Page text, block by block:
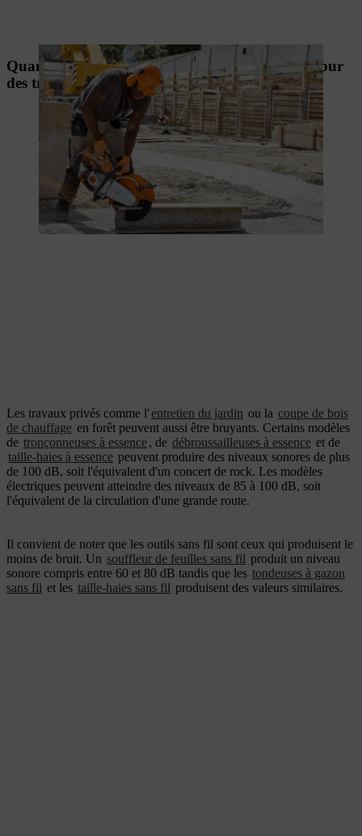
Quand faut-il porter des protections auditives pour
des travaux privés ?
Les travaux privés comme l' entretien du jardin ou la coupe de bois
de chauffage en forêt peuvent aussi être bruyants. Certains modèles
de tronçonneuses à essence, de débroussailleuses à essence et de
taille-haies à essence peuvent produire des niveaux sonores de plus
de 100 dB, soit l'équivalent d'un concert de rock. Les modèles
électriques peuvent atteindre des niveaux de 85 à 100 dB, soit
l'équivalent de la circulation d'une grande route.
Il convient de noter que les outils sans fil sont ceux qui produisent le
moins de bruit. Un souffleur de feuilles sans fil produit un niveau
sonore compris entre 60 et 80 dB tandis que les tondeuses à gazon
sans fil et les taille-haies sans fil produisent des valeurs similaires.